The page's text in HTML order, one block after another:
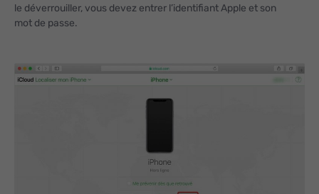
le déverrouiller, vous devez entrer l’identifiant Apple et son
mot de passe.